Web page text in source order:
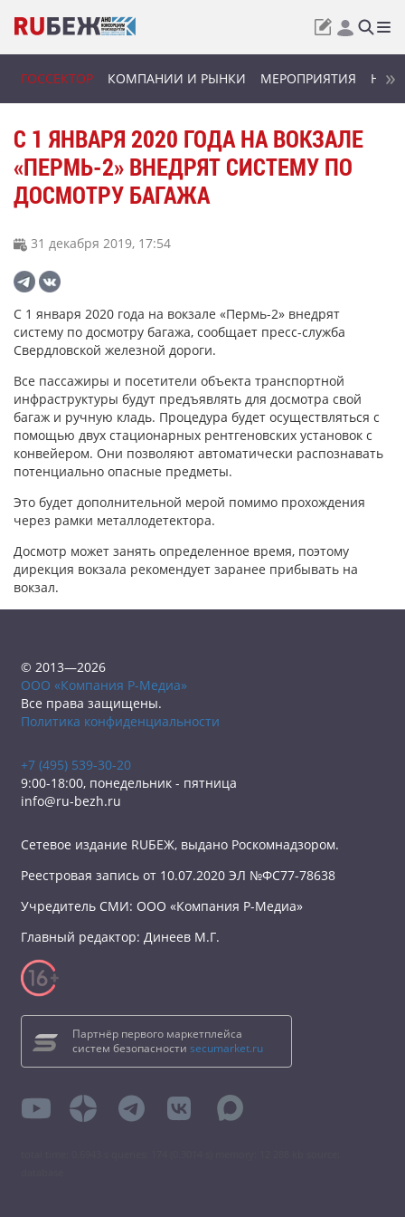
ГОССЕКТОР КОМПАНИИ И РЫНКИ МЕРОПРИЯТИЯ
С 1 ЯНВАРЯ 2020 ГОДА НА ВОКЗАЛЕ
«ПЕРМЬ-2» ВНЕДРЯТ СИСТЕМУ ПО
ДОСМОТРУ БАГАЖА
31 декабря 2019, 17:54
С 1 января 2020 года на вокзале «Пермь-2» внедрят
систему по досмотру багажа, сообщает пресс-служба
Свердловской железной дороги.
Все пассажиры и посетители объекта транспортной
инфраструктуры будут предъявлять для досмотра свой
багаж и ручную кладь. Процедура будет осуществляться с
помощью двух стационарных рентгеновских установок с
конвейером. Они позволяют автоматически распознавать
потенциально опасные предметы.
Это будет дополнительной мерой помимо прохождения
через рамки металлодетектора.
Досмотр может занять определенное время, поэтому
дирекция вокзала рекомендует заранее прибывать на
вокзал.
© 2013—2026
ООО «Компания Р-Медиа»
Все права защищены.
Политика конфиденциальности
+7 (495) 539-30-20
9:00-18:00, понедельник - пятница
info@ru-bezh.ru
Сетевое издание RUБЕЖ, выдано Роскомнадзором.
Реестровая запись от 10.07.2020 ЭЛ №ФС77-78638
Учредитель СМИ: ООО «Компания Р-Медиа»
Главный редактор: Динеев М.Г.
Партнёр первого маркетплейса
систем безопасности secumarket.ru